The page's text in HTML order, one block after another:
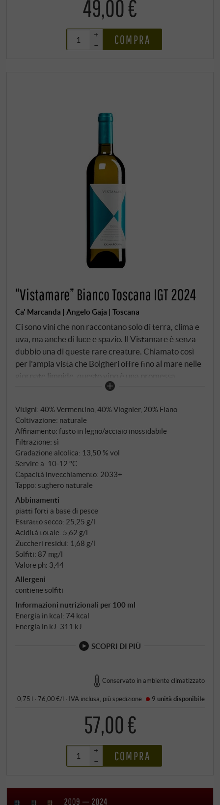
49,00 €
+
–
COMPRA
“Vistamare” Bianco Toscana IGT 2024
Ca' Marcanda | Angelo Gaja | Toscana
Ci sono vini che non raccontano solo di terra, clima e
uva, ma anche di luce e spazio. Il Vistamare è senza
dubbio una di queste rare creature. Chiamato così
per l'ampia vista che Bolgheri offre fino al mare nelle
giornate limpide, questo vino è una promessa
mediterranea, realizzata con la cura e l'eleganza con
solo che questa volta non in Piemonte, ma sulla costa
toscana.
Vitigni: 40% Vermentino, 40% Viognier, 20% Fiano
Coltivazione: naturale
Affinamento: fusto in legno/acciaio inossidabile
Filtrazione: sì
Gradazione alcolica: 13,50 % vol
Servire a: 10‑12 °C
Capacità invecchiamento: 2033+
Tappo: sughero naturale
Abbinamenti
piatti forti a base di pesce
Estratto secco: 25,25 g/l
Acidità totale: 5,62 g/l
Zuccheri residui: 1,68 g/l
Solfiti: 87 mg/l
Valore ph: 3,44
Allergeni
contiene solfiti
Informazioni nutrizionali per 100 ml
Energia in kcal: 74 kcal
Energia in kJ: 311 kJ
SCOPRI DI PIÙ
Conservato in ambiente climatizzato
0,75 l · 76,00 €/l · IVA inclusa , piùspedizione 9 unità disponibile
57,00 €
+
–
COMPRA